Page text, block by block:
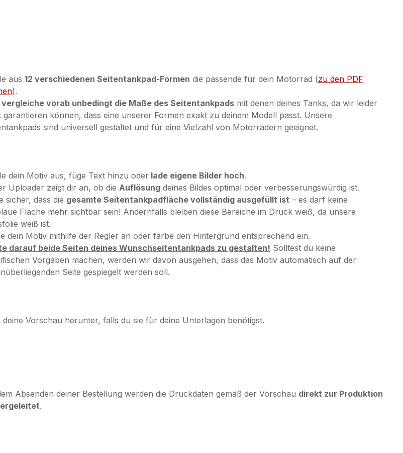
aus 12 verschiedenen Seitentankpad-Formen die passende für dein Motorrad (zu den PDF
).
vergleiche vorab unbedingt die Maße des Seitentankpadsmit denen deines Tanks, da wir leider
garantieren können, dass eine unserer Formen exakt zu deinem Modell passt. Unsere
sind universell gestaltet und für eine Vielzahl von Motorrädern geeignet.
dein Motiv aus, füge Text hinzu oderlade eigene Bilder hoch.
Uploader zeigt dir an, ob die Auflösungdeines Bildes optimal oder verbesserungswürdig ist.
sicher, dass die gesamte Seitentankpadfläche vollständig ausgefüllt ist – es darf keine
Fläche mehr sichtbar sein! Andernfalls bleiben diese Bereiche im Druck weiß, da unsere
weiß ist.
dein Motiv mithilfe der Regler an oder färbe den Hintergrund entsprechend ein.
darauf beide Seiten deines Wunschseitentankpads zu gestalten! Solltest du keine
Vorgaben machen, werden wir davon ausgehen, dass das Motiv automatisch auf der
Seite gespiegelt werden soll.
deine Vorschau herunter, falls du sie für deine Unterlagen benötigst.
Absenden deiner Bestellung werden die Druckdaten gemäß der Vorschau direkt zur Produktion
.